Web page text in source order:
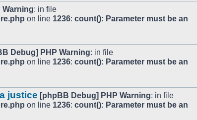
Warning: in file
on line 1236: count(): Parameter must be an
Debug] PHP Warning: in file
on line 1236: count(): Parameter must be an
justice [phpBB Debug] PHP Warning: in file
on line 1236: count(): Parameter must be an